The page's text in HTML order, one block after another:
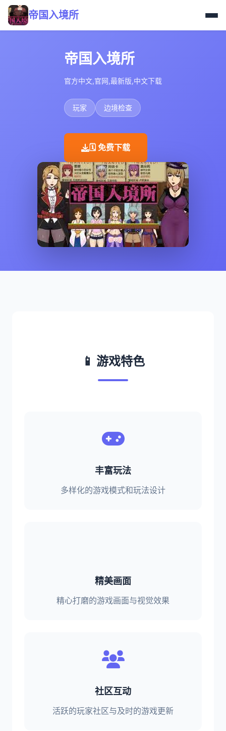
帝国入境所
帝国入境所
官方中文,官网,最新版,中文下载
玩家 边境检查
🗓️ 免费下载
📱 游戏特色
丰富玩法
多样化的游戏模式和玩法设计
精美画面
精心打磨的游戏画面与视觉效果
社区互动
活跃的玩家社区与及时的游戏更新